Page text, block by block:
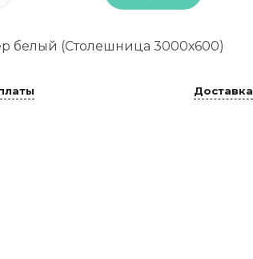
белый (Столешница 3000х600)
Доставка